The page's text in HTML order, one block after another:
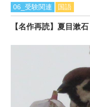
06_受験関連
国語
【名作再読】夏目漱